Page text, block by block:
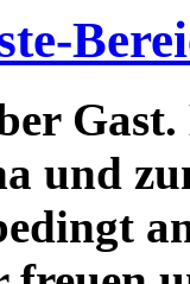
und